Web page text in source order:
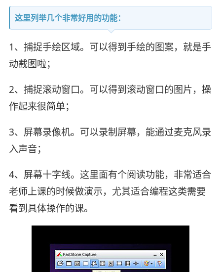
这里列举几个非常好用的功能：
1、捕捉手绘区域。可以得到手绘的图案，就是手
动截图啦；
2、捕捉滚动窗口。可以得到滚动窗口的图片，操
作起来很简单；
3、屏幕录像机。可以录制屏幕，能通过麦克风录
入声音；
4、屏幕十字线。这里面有个阅读功能，非常适合
老师上课的时候做演示，尤其适合编程这类需要
看到具体操作的课。